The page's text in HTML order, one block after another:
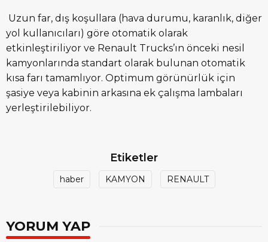
Uzun far, dış koşullara (hava durumu, karanlık, diğer
yol kullanıcıları) göre otomatik olarak
etkinleştiriliyor ve Renault Trucks’ın önceki nesil
kamyonlarında standart olarak bulunan otomatik
kısa farı tamamlıyor. Optimum görünürlük için
şasiye veya kabinin arkasına ek çalışma lambaları
yerleştirilebiliyor.
Etiketler
haber KAMYON RENAULT
YORUM YAP